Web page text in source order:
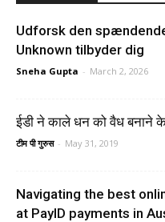
Udforsk den
Unknown tilbyder dig
Sneha Gupta - March 2, 2026
ईडी ने काले धन को वैध बनाने
टीम पी गुरुस - May 31, 2019
Navigating the best
at PayID payments in